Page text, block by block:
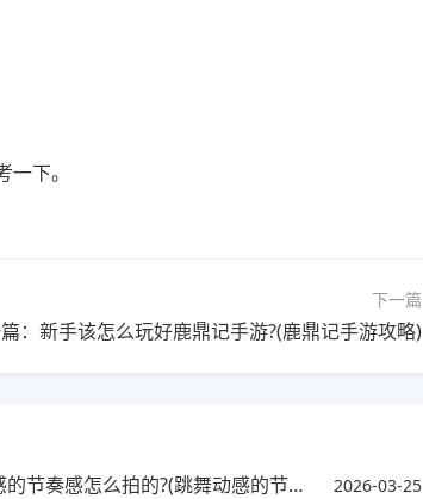
下。
下一篇
：新手该怎么玩好鹿鼎记手游?(鹿鼎记手游攻略)
奏感怎么拍的?(跳舞动感的节奏感怎么拍的视频) 2026-03-25